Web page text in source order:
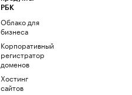
РБК
Облако для
бизнеса
Корпоративный
регистратор
доменов
Хостинг
сайтов